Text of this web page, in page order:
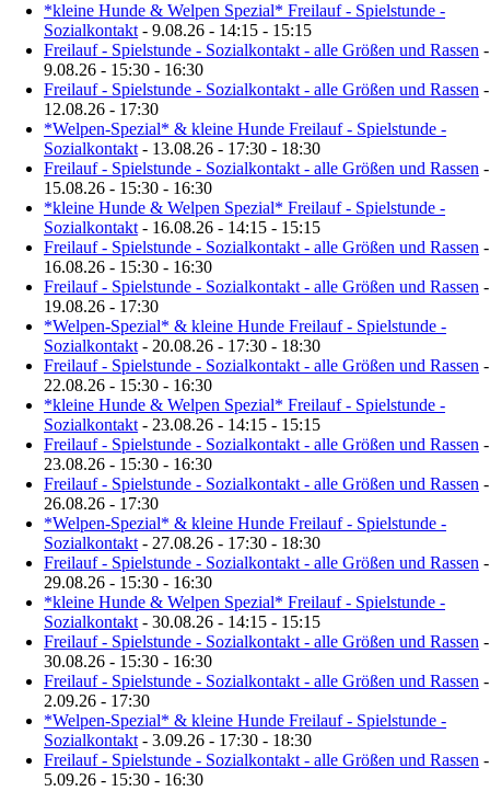
*kleine Hunde & Welpen Spezial* Freilauf - Spielstunde -
Sozialkontakt- 9.08.26 - 14:15 - 15:15
Freilauf - Spielstunde - Sozialkontakt - alle Größen und Rassen -
9.08.26 - 15:30 - 16:30
Freilauf - Spielstunde - Sozialkontakt - alle Größen und Rassen -
12.08.26 - 17:30
*Welpen-Spezial* & kleine Hunde Freilauf - Spielstunde -
Sozialkontakt- 13.08.26 - 17:30 - 18:30
Freilauf - Spielstunde - Sozialkontakt - alle Größen und Rassen -
15.08.26 - 15:30 - 16:30
*kleine Hunde & Welpen Spezial* Freilauf - Spielstunde -
Sozialkontakt- 16.08.26 - 14:15 - 15:15
Freilauf - Spielstunde - Sozialkontakt - alle Größen und Rassen -
16.08.26 - 15:30 - 16:30
Freilauf - Spielstunde - Sozialkontakt - alle Größen und Rassen -
19.08.26 - 17:30
*Welpen-Spezial* & kleine Hunde Freilauf - Spielstunde -
Sozialkontakt- 20.08.26 - 17:30 - 18:30
Freilauf - Spielstunde - Sozialkontakt - alle Größen und Rassen -
22.08.26 - 15:30 - 16:30
*kleine Hunde & Welpen Spezial* Freilauf - Spielstunde -
Sozialkontakt- 23.08.26 - 14:15 - 15:15
Freilauf - Spielstunde - Sozialkontakt - alle Größen und Rassen -
23.08.26 - 15:30 - 16:30
Freilauf - Spielstunde - Sozialkontakt - alle Größen und Rassen -
26.08.26 - 17:30
*Welpen-Spezial* & kleine Hunde Freilauf - Spielstunde -
Sozialkontakt- 27.08.26 - 17:30 - 18:30
Freilauf - Spielstunde - Sozialkontakt - alle Größen und Rassen -
29.08.26 - 15:30 - 16:30
*kleine Hunde & Welpen Spezial* Freilauf - Spielstunde -
Sozialkontakt- 30.08.26 - 14:15 - 15:15
Freilauf - Spielstunde - Sozialkontakt - alle Größen und Rassen -
30.08.26 - 15:30 - 16:30
Freilauf - Spielstunde - Sozialkontakt - alle Größen und Rassen -
2.09.26 - 17:30
*Welpen-Spezial* & kleine Hunde Freilauf - Spielstunde -
Sozialkontakt- 3.09.26 - 17:30 - 18:30
Freilauf - Spielstunde - Sozialkontakt - alle Größen und Rassen -
5.09.26 - 15:30 - 16:30